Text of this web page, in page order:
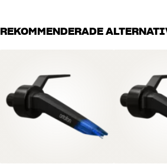
REKOMMENDERADE